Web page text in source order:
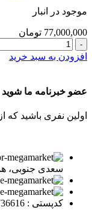
موجود در انبار
77,000,000 تومان
موتور
برق
8/5
اینورتر
تکفاز
مدل
CP-
عدد
افزودن به سبد خرید
عضو خبرنامه ما شوید
اولین نفری باشید
سعدی جنوبی،
کدپستی : 1143736616